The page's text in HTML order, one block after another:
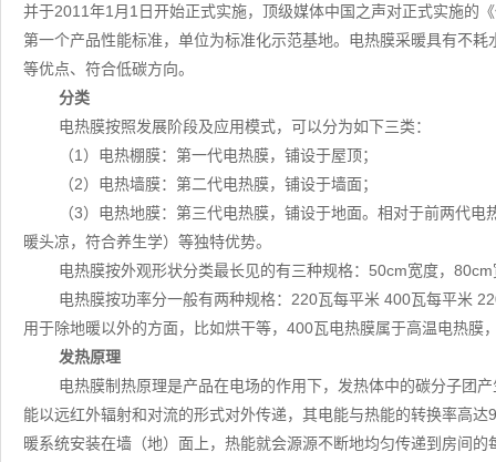
并于2011年1月1日开始正式实施，顶级媒体中国之声对正式实施的
第一个产品性能标准，单位为标准化示范基地。电热膜采暖具有不
等优点、符合低碳方向。
分类
电热膜按照发展阶段及应用模式，可以分为如下三类：
（1）电热棚膜：第一代电热膜，铺设于屋顶；
（2）电热墙膜：第二代电热膜，铺设于墙面；
（3）电热地膜：第三代电热膜，铺设于地面。相对于前两代
暖头凉，符合养生学）等独特优势。
电热膜按外观形状分类最长见的有三种规格：50cm宽度，
电热膜按功率分一般有两种规格：220瓦每平米 400瓦每平米
用于除地暖以外的方面，比如烘干等，400瓦电热膜属于高温电热
发热原理
电热膜制热原理是产品在电场的作用下，发热体中的碳分子团
能以远红外辐射和对流的形式对外传递，其电能与热能的转换率高
暖系统安装在墙（地）面上，热能就会源源不断地均匀传递到房间